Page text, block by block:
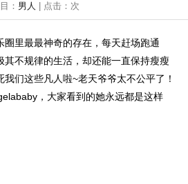
： 男人 | 点击： 次
圈里最最神奇的存在，每天赶场跑通
其不规律的生活，却还能一直保持瘦瘦
们这些凡人啦~老天爷爷太不公平了！
，大家看到的她永远都是这样